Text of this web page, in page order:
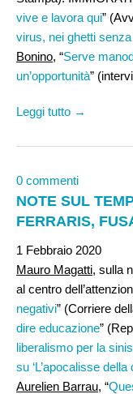
vive e lavora qui”
virus, nei ghetti
Bonino, “Serve
un’opportunità”
Leggi tutto →
0 commenti
NOTE SUL
FERRARIS,
1 Febbraio 2020
Mauro Magatti, sulla
al centro
negativi” (Corriere
dire educazione”
liberalismo per la
su ‘L’apocalisse
Aurelien Barrau, “